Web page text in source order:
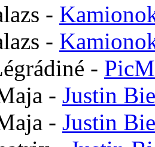
-
-
-
- Justin
- Justin